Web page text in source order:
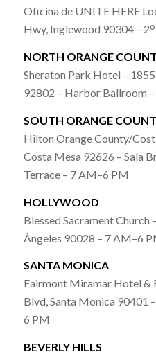
Oficina de UNITE HERE
Hwy, Inglewood 90304 – 2o
NORTH ORANGE
Sheraton Park Hotel –
92802 – Harbor Ballroom
SOUTH ORANGE
Hilton Orange County/
Costa Mesa 92626 – Sala
Terrace – 7 AM–6 PM
HOLLYWOOD
Blessed Sacrament Church
Ángeles 90028 – 7 AM–6
SANTA MONICA
Fairmont Miramar Hotel &
Blvd, Santa Monica 90401
6 PM
BEVERLY HILLS